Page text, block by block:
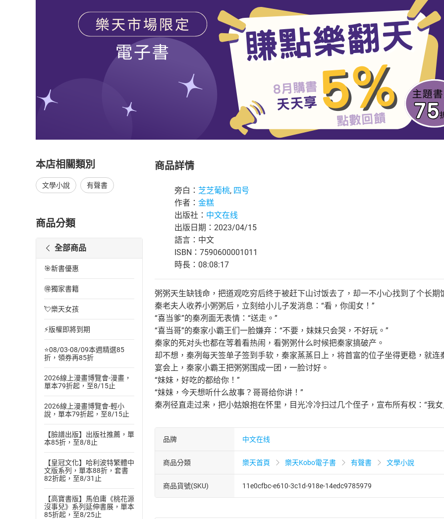
本店相關類別
文學小說 有聲書
商品分類
全部商品
🎯新書優惠
🉐獨家書籍
💘樂天女孩
⚡版權即將到期
⭐08/03-08/09本週精選85
折，領券再85折
2026線上漫畫博覽會-漫畫，
單本79折起，至8/15止
2026線上漫畫博覽會-輕小
說，單本79折起，至8/15止
【臉譜出版】出版社推薦，單
本85折，至8/8止
【皇冠文化】哈利波特繁體中
文版系列，單本88折，套書
82折起，至8/31止
【高寶書版】馬伯庸《桃花源
沒事兒》系列延伸書展，單本
85折起，至8/25止
商品詳情
旁白： 芝芝葡桃, 四号
作者： 金糕
出版社： 中文在线
出版日期：2023/04/15
語言：中文
ISBN：7590600001011
時長：08:08:17
粥粥天生缺钱命，把道观吃穷后终于被赶下山讨饭去了，却一不小心找到了个长期
秦老夫人收养小粥粥后，立刻给小儿子发消息：“看，你闺女！”
“喜当爹”的秦冽面无表情：“送走。”
“喜当哥”的秦家小霸王们一脸嫌弃：“不要，妹妹只会哭，不好玩。”
秦家的死对头也都在等着看热闹，看粥粥什么时候把秦家搞破产。
却不想，秦冽每天签单子签到手软，秦家蒸蒸日上，将首富的位子坐得更稳，就
宴会上，秦家小霸王把粥粥围成一团，一脸讨好。
“妹妹，好吃的都给你！”
“妹妹，今天想听什么故事？哥哥给你讲！”
秦冽径直走过来，把小姑娘抱在怀里，目光冷冷扫过几个侄子，宣布所有权：“我女
品牌 中文在线
商品分類 樂天首頁 樂天Kobo電子書 有聲書 文學小說
商品貨號(SKU) 11e0cfbc-e610-3c1d-918e-14edc9785979